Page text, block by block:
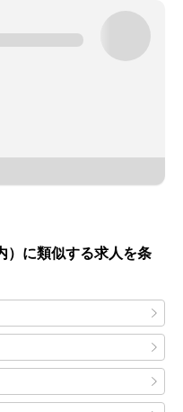
）に類似する求人を条